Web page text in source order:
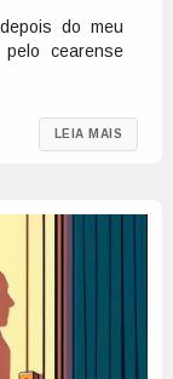
do meu
cearense
LEIA MAIS